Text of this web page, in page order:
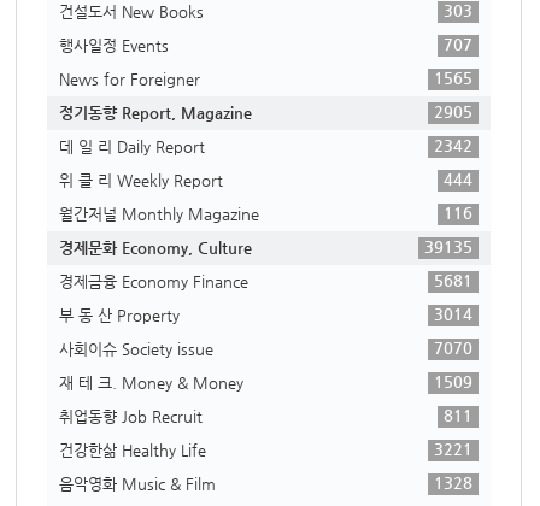
건설도서 New Books
303
행사일정 Events
707
News for Foreigner
1565
정기동향 Report, Magazine
2905
데 일 리 Daily Report
2342
위 클 리 Weekly Report
444
월간저널 Monthly Magazine
116
경제문화 Economy, Culture
39135
경제금융 Economy Finance
5681
부 동 산 Property
3014
사회이슈 Society issue
7070
재 테 크. Money & Money
1509
취업동향 Job Recruit
811
건강한삶 Healthy Life
3221
음악영화 Music & Film
1328